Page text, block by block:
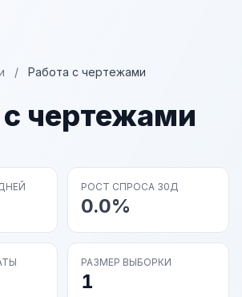
/ Работа с чертежами
с чертежами
РОСТ СПРОСА 30Д
0.0%
РАЗМЕР ВЫБОРКИ
1